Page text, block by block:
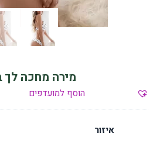
מירה מחכה לך
הוסף למועדפים
איזור